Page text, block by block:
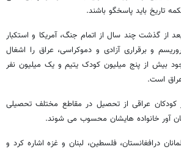
تاریخ باید پاسخگو باشند.
از گذشت چند سال از اتمام جنگ، آمریکا و استکبار
و برقراری آزادی و دموکراسی، عراق را اشغال
بیش از پنج میلیون کودک یتیم و یک میلیون نفر
است.
50 درصد از کودکان عراقی از تحصیل در مقاطع مختلف تحصیلی
درافغانستان، فلسطین، لبنان و غزه اشاره کرد و